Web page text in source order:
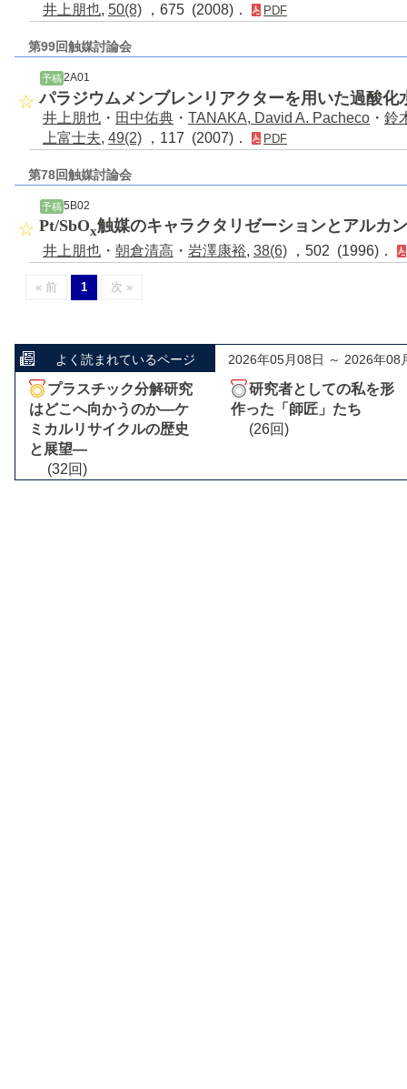
井上朋也, 50(8) ，675 (2008)． PDF
第99回触媒討論会
予稿 2A01
パラジウムメンブレンリアクターを用いた過酸化
井上朋也 ・ 田中佑典 ・ TANAKA, David A. Pacheco ・ 鈴
上富士夫, 49(2) ，117 (2007)． PDF
第78回触媒討論会
予稿 5B02
Pt/SbOx触媒のキャラクタリゼーションとアルカ
井上朋也 ・ 朝倉清高 ・ 岩澤康裕, 38(6) ，502 (1996)．
« 前 1 次 »
よく読まれているページ 2026年05月08日 ～ 2026年08
プラスチック分解研究
はどこへ向かうのか―ケ
ミカルリサイクルの歴史
と展望―
(32回)
研究者としての私を形
作った「師匠」たち
(26回)